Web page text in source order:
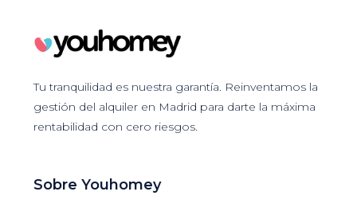
Tu tranquilidad es nuestra garantía. Reinventamos la
gestión del alquiler en Madrid para darte la máxima
rentabilidad con cero riesgos.
Sobre Youhomey